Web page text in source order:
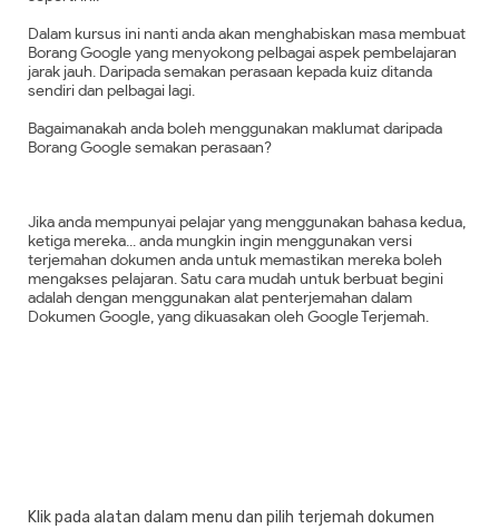
Dalam kursus ini nanti anda akan menghabiskan masa membuat
Borang Google yang menyokong pelbagai aspek pembelajaran
jarak jauh. Daripada semakan perasaan kepada kuiz ditanda
sendiri dan pelbagai lagi.
Bagaimanakah anda boleh menggunakan maklumat daripada
Borang Google semakan perasaan?
Jika anda mempunyai pelajar yang menggunakan bahasa kedua,
ketiga mereka... anda mungkin ingin menggunakan versi
terjemahan dokumen anda untuk memastikan mereka boleh
mengakses pelajaran. Satu cara mudah untuk berbuat begini
adalah dengan menggunakan alat penterjemahan dalam
Dokumen Google, yang dikuasakan oleh Google Terjemah.
Klik pada alatan dalam menu dan pilih terjemah dokumen